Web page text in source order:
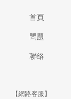
首頁
問題
聯絡
【網路客服】